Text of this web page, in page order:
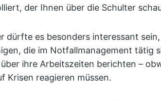
der Ihnen über die Schulter
dürfte es besonders interessant
die im Notfallmanagement tätig
ihre Arbeitszeiten berichten –
Krisen reagieren müssen.